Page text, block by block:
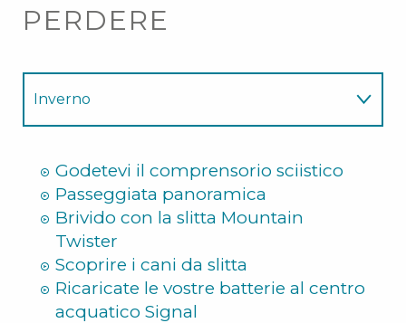
PERDERE
Inverno
Godetevi il comprensorio sciistico
Passeggiata panoramica
Brivido con la slitta Mountain
Twister
Scoprire i cani da slitta
Ricaricate le vostre batterie al centro
acquatico Signal